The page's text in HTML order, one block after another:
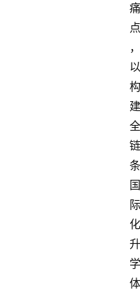
痛
点
，
以
构
建
全
链
条
国
际
化
升
学
体